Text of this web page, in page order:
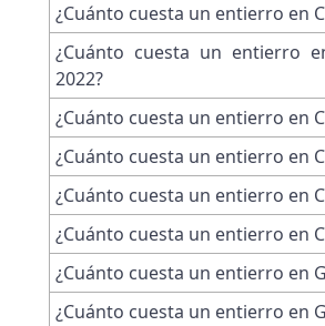
¿Cuánto cuesta un entierro en
¿Cuánto cuesta un entierro
2022?
¿Cuánto cuesta un entierro en
¿Cuánto cuesta un entierro en
¿Cuánto cuesta un entierro en
¿Cuánto cuesta un entierro en
¿Cuánto cuesta un entierro en
¿Cuánto cuesta un entierro en